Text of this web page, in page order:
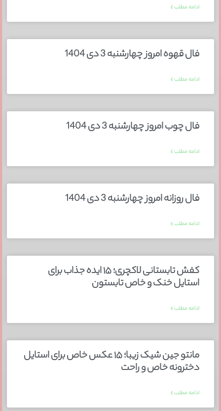
ادامه مطلب »
فال قهوه امروز چهارشنبه 3 دی 1404
ادامه مطلب »
فال چوب امروز چهارشنبه 3 دی 1404
ادامه مطلب »
فال روزانه امروز چهارشنبه 3 دی 1404
ادامه مطلب »
کفش تابستانی لاکچری؛ ۱۵ ایده‌ جذاب برای
استایل خنک و خاص تابستون
ادامه مطلب »
مانتو جین شیک زیبا؛ ۱۵ عکس خاص برای استایل
دخترونه خاص و راحت
ادامه مطلب »